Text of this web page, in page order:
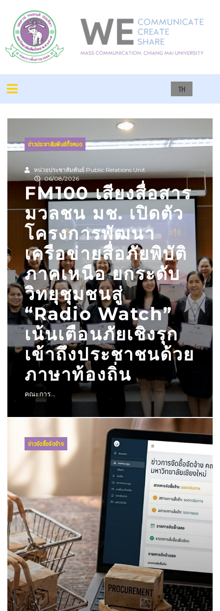
TH
ข่าวประชาสัมพันธ์ทั้งหมด
หน่วยประชาสัมพันธ์ Public Relations Unit
06/08/2026
FM100 เสียงสื่อสาร
มวลชน มช. เปิดตัว
โครงการพัฒนา
เครือข่ายสื่อภัยพิบัติ
ภาคเหนือ ยกระดับ
วิทยุชุมชนสู่
“Radio Watch”
เน้นเตือนภัยเชิงรุก
เข้าถึงประชาชนด้วย
ภาษาท้องถิ่น
คณะการ...
ข่าวจัดซื้อจัดจ้าง